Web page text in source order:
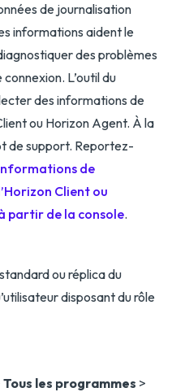
de journalisation
informations aident le
des problèmes
L’outil du
des informations de
ou Horizon Agent. À la
de support. Reportez-
de
Client ou
partir de la console.
ou réplica du
disposant du rôle
Tous les programmes >